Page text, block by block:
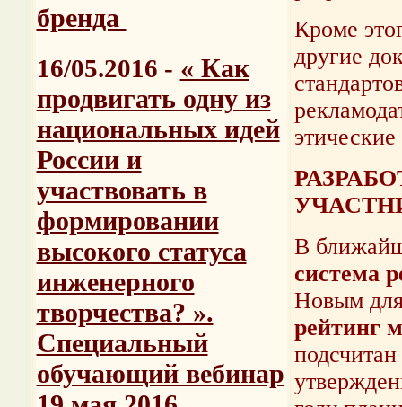
бренда
16/05.2016 - « Как
продвигать одну из
национальных идей
России и
участвовать в
формировании
высокого статуса
инженерного
творчества? ».
Специальный
обучающий вебинар
Кроме
другие
В
система
Новым для
рейтинг